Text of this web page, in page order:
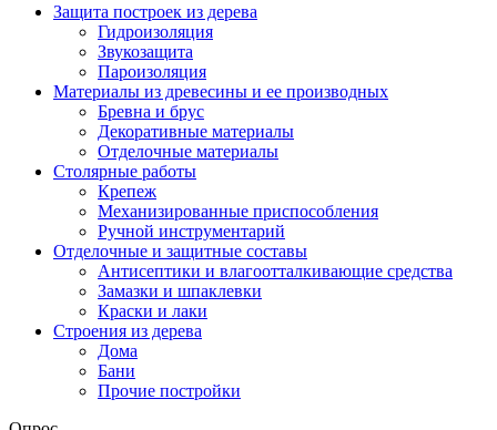
Защита построек из дерева
Гидроизоляция
Звукозащита
Пароизоляция
Материалы из древесины и ее производных
Бревна и брус
Декоративные материалы
Отделочные материалы
Столярные работы
Крепеж
Механизированные приспособления
Ручной инструментарий
Отделочные и защитные составы
Антисептики и влагоотталкивающие средства
Замазки и шпаклевки
Краски и лаки
Строения из дерева
Дома
Бани
Прочие постройки